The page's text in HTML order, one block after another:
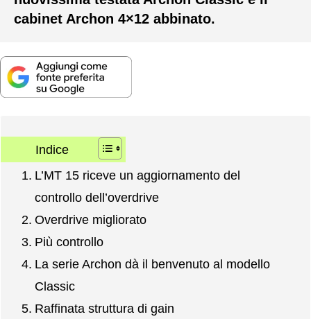
cabinet Archon 4×12 abbinato.
Indice
L’MT 15 riceve un aggiornamento del
controllo dell’overdrive
Overdrive migliorato
Più controllo
La serie Archon dà il benvenuto al modello
Classic
Raffinata struttura di gain